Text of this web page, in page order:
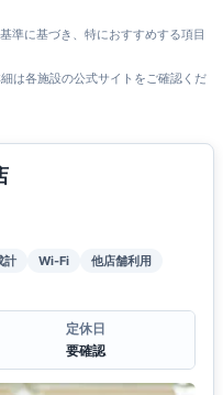
準に基づき、特におすすめする項目
は各施設の公式サイトをご確認くだ
計 Wi-Fi
他店舗利用
定休日
要確認